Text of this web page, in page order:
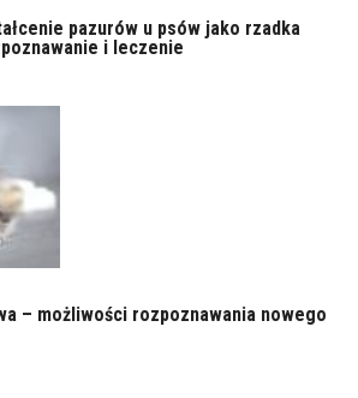
pazurów u psów jako rzadka
i leczenie
– możliwości rozpoznawania nowego